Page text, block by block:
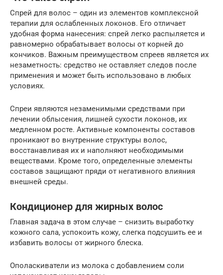
Спрей для волос – один из элементов комплексной
терапии для ослабленных локонов. Его отличает
удобная форма нанесения: спрей легко распыляется и
равномерно обрабатывает волосы от корней до
кончиков. Важным преимуществом спреев является их
незаметность: средство не оставляет следов после
применения и может быть использовано в любых
условиях.
Спреи являются незаменимыми средствами при
лечении облысения, лишней сухости локонов, их
медленном росте. Активные компоненты составов
проникают во внутренние структуры волос,
восстанавливая их и наполняют необходимыми
веществами. Кроме того, определенные элементы
составов защищают пряди от негативного влияния
внешней среды.
Кондиционер для жирных волос
Главная задача в этом случае – снизить выработку
кожного сала, успокоить кожу, слегка подсушить ее и
избавить волосы от жирного блеска.
Ополаскиватели из молока с добавлением соли